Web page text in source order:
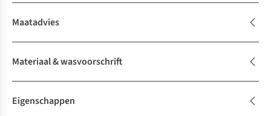
Maatadvies
Materiaal & wasvoorschrift
Eigenschappen